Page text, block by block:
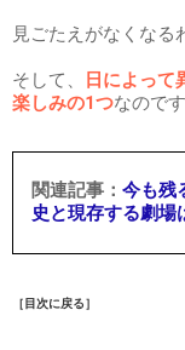
見ごたえがなくなる
そして、
日によって
楽しみの1つなのです
今も残
史と現存する劇場
［目次に戻る］